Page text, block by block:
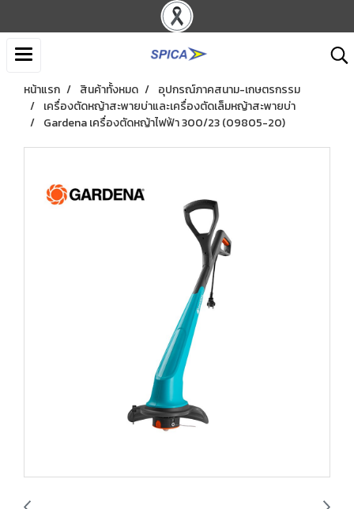
หน้าแรก สินค้าทั้งหมด
อุปกรณ์ภาคสนาม-เกษตรกรรม
เครื่องตัดหญ้าสะพายบ่าและเครื่องตัดเล็มหญ้าสะพายบ่า
Gardena เครื่องตัดหญ้าไฟฟ้า 300/23 (09805-20)